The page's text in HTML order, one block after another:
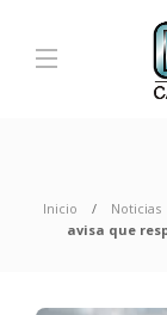
Inicio Noticias
avisa que